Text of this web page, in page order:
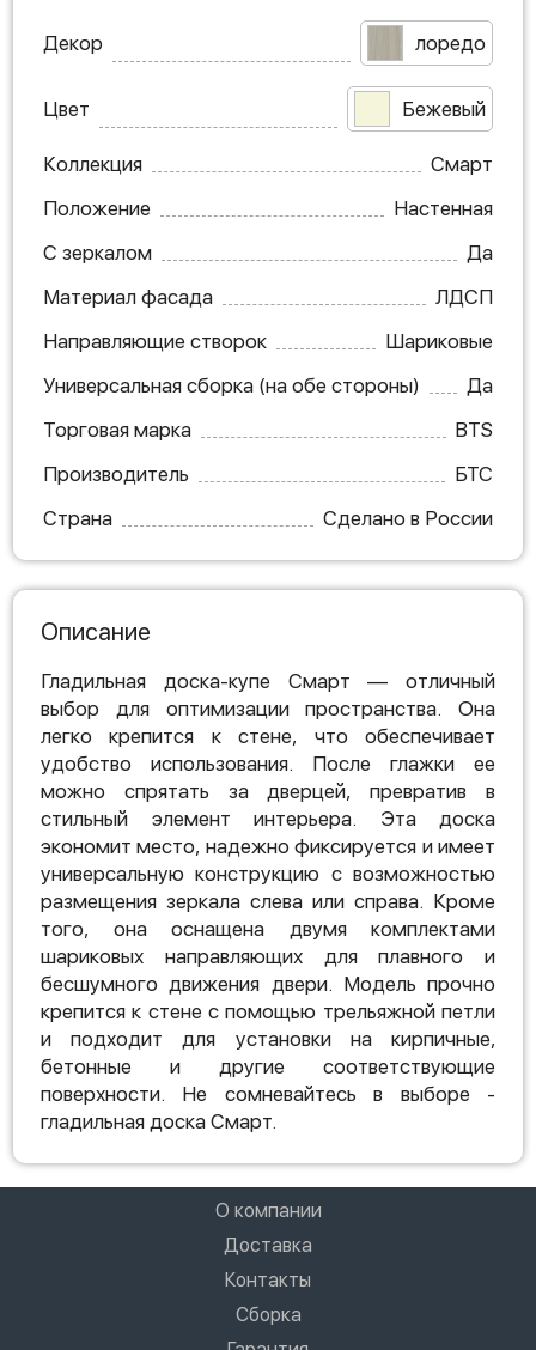
Декор лоредо
Цвет Бежевый
Коллекция
Смарт
Положение
Настенная
С зеркалом
Да
Материал фасада
ЛДСП
Направляющие створок
Шариковые
Универсальная сборка (на обе стороны)
Да
Торговая марка
BTS
Производитель
БТС
Страна
Сделано в России
Описание
Гладильная доска-купе Смарт — отличный
выбор для оптимизации пространства. Она
легко крепится к стене, что обеспечивает
удобство использования. После глажки ее
можно спрятать за дверцей, превратив в
стильный элемент интерьера. Эта доска
экономит место, надежно фиксируется и имеет
универсальную конструкцию с возможностью
размещения зеркала слева или справа. Кроме
того, она оснащена двумя комплектами
шариковых направляющих для плавного и
бесшумного движения двери. Модель прочно
крепится к стене с помощью трельяжной петли
и подходит для установки на кирпичные,
бетонные и другие соответствующие
поверхности. Не сомневайтесь в выборе -
гладильная доска Смарт.
О компании
Доставка
Контакты
Сборка